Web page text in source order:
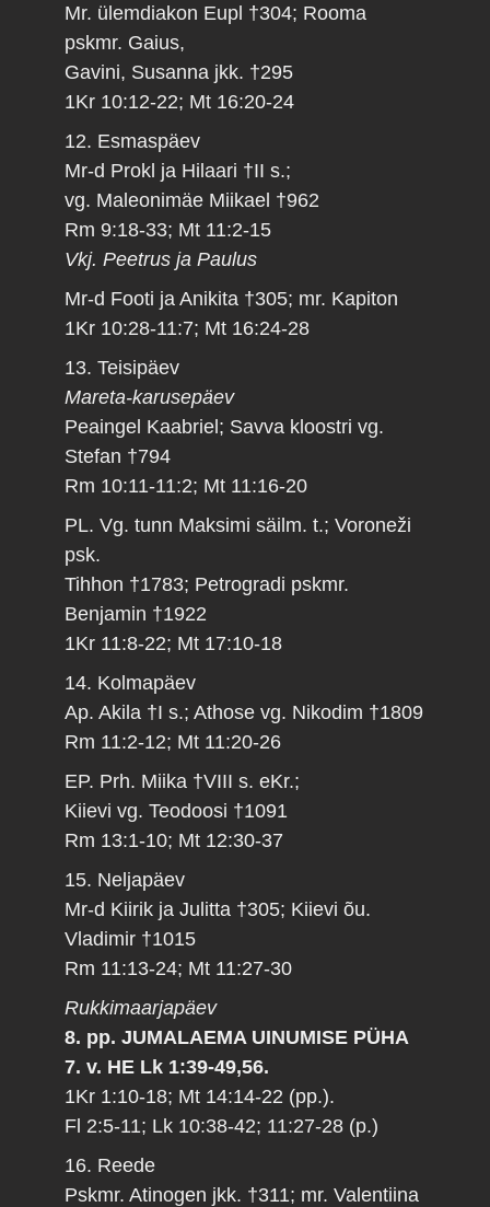
Mr. ülemdiakon Eupl †304; Rooma
pskmr. Gaius,
Gavini, Susanna jkk. †295
1Kr 10:12-22; Mt 16:20-24
12. Esmaspäev
Mr-d Prokl ja Hilaari †II s.;
vg. Maleonimäe Miikael †962
Rm 9:18-33; Mt 11:2-15
Vkj. Peetrus ja Paulus
Mr-d Footi ja Anikita †305; mr. Kapiton
1Kr 10:28-11:7; Mt 16:24-28
13. Teisipäev
Mareta-karusepäev
Peaingel Kaabriel; Savva kloostri vg.
Stefan †794
Rm 10:11-11:2; Mt 11:16-20
PL. Vg. tunn Maksimi säilm. t.; Voroneži
psk.
Tihhon †1783; Petrogradi pskmr.
Benjamin †1922
1Kr 11:8-22; Mt 17:10-18
14. Kolmapäev
Ap. Akila †I s.; Athose vg. Nikodim †1809
Rm 11:2-12; Mt 11:20-26
EP. Prh. Miika †VIII s. eKr.;
Kiievi vg. Teodoosi †1091
Rm 13:1-10; Mt 12:30-37
15. Neljapäev
Mr-d Kiirik ja Julitta †305; Kiievi õu.
Vladimir †1015
Rm 11:13-24; Mt 11:27-30
Rukkimaarjapäev
8. pp. JUMALAEMA UINUMISE PÜHA
7. v. HE Lk 1:39-49,56.
1Kr 1:10-18; Mt 14:14-22 (pp.).
Fl 2:5-11; Lk 10:38-42; 11:27-28 (p.)
16. Reede
Pskmr. Atinogen jkk. †311; mr. Valentiina